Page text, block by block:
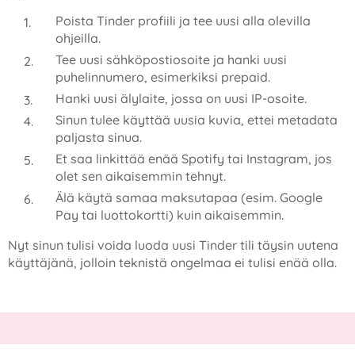
Poista Tinder profiili ja tee uusi alla olevilla
ohjeilla.
Tee uusi sähköpostiosoite ja hanki uusi
puhelinnumero, esimerkiksi prepaid.
Hanki uusi älylaite, jossa on uusi IP-osoite.
Sinun tulee käyttää uusia kuvia, ettei metadata
paljasta sinua.
Et saa linkittää enää Spotify tai Instagram, jos
olet sen aikaisemmin tehnyt.
Älä käytä samaa maksutapaa (esim. Google
Pay tai luottokortti) kuin aikaisemmin.
Nyt sinun tulisi voida luoda uusi Tinder tili täysin uutena
käyttäjänä, jolloin teknistä ongelmaa ei tulisi enää olla.